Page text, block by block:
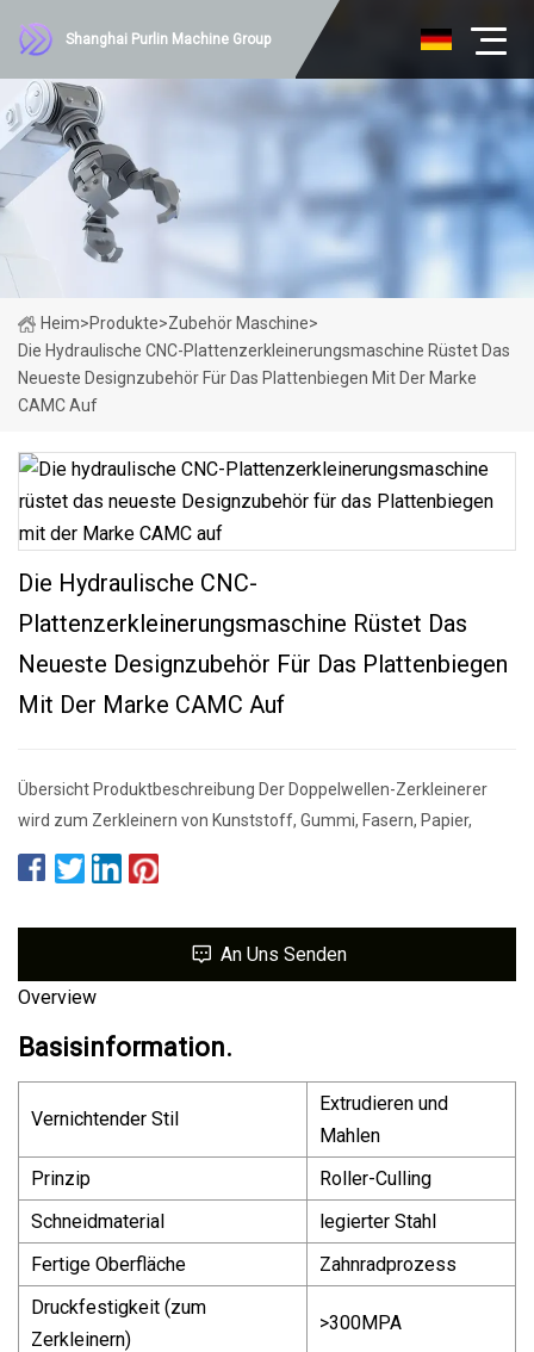
Shanghai Purlin Machine Group
Heim>Produkte>Zubehör Maschine>
Die Hydraulische CNC-Plattenzerkleinerungsmaschine Rüstet Das
Neueste Designzubehör Für Das Plattenbiegen Mit Der Marke
CAMC Auf
Die Hydraulische CNC-
Plattenzerkleinerungsmaschine Rüstet Das
Neueste Designzubehör Für Das Plattenbiegen
Mit Der Marke CAMC Auf
Übersicht Produktbeschreibung Der Doppelwellen-Zerkleinerer
wird zum Zerkleinern von Kunststoff, Gummi, Fasern, Papier,
An Uns Senden
Overview
Basisinformation.
Vernichtender Stil
Extrudieren und
Mahlen
Prinzip
Roller-Culling
Schneidmaterial
legierter Stahl
Fertige Oberfläche
Zahnradprozess
Druckfestigkeit (zum
Zerkleinern)
>300MPA